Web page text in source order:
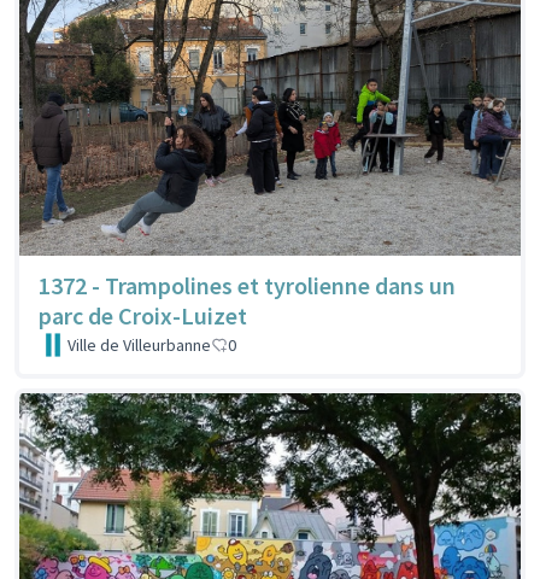
1372 - Trampolines et tyrolienne dans un
parc de Croix-Luizet
Ville de Villeurbanne 0